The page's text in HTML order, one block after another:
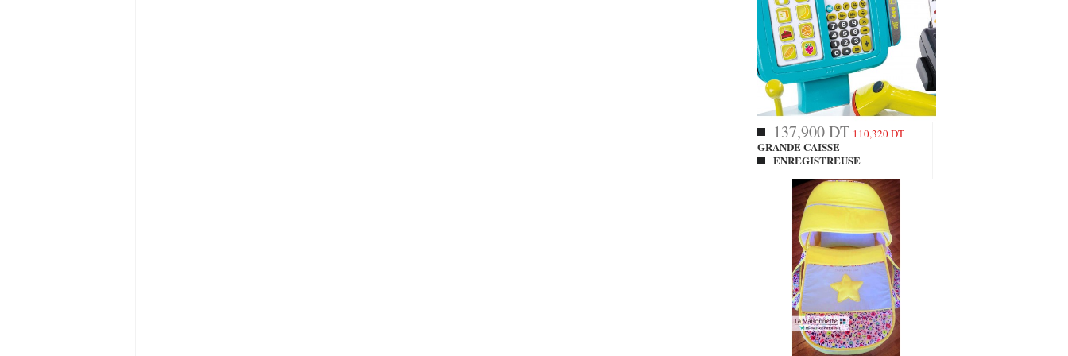
137,900 DT 110,320 DT
GRANDE CAISSE
ENREGISTREUSE